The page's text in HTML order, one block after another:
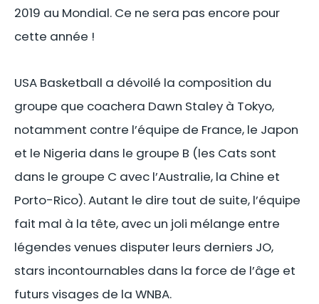
2019 au Mondial. Ce ne sera pas encore pour
cette année !
USA Basketball a dévoilé la composition du
groupe que coachera Dawn Staley à Tokyo,
notamment contre l’équipe de France, le Japon
et le Nigeria dans le groupe B (les Cats sont
dans le groupe C avec l’Australie, la Chine et
Porto-Rico). Autant le dire tout de suite, l’équipe
fait mal à la tête, avec un joli mélange entre
légendes venues disputer leurs derniers JO,
stars incontournables dans la force de l’âge et
futurs visages de la WNBA.